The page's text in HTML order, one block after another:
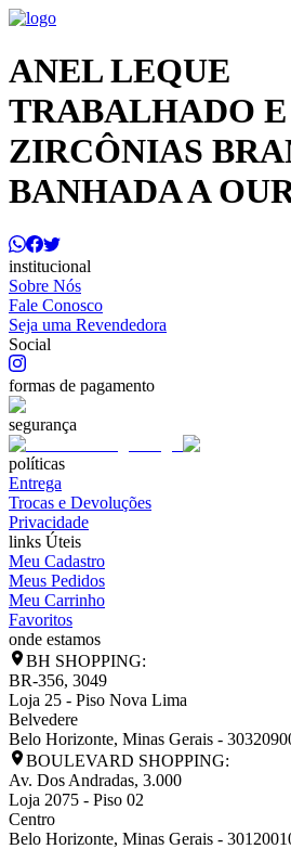
ANEL LEQUE
TRABALHADO E
ZIRCÔNIAS
BANHADA A
institucional
Sobre Nós
Fale Conosco
Seja uma Revendedora
Social
formas de pagamento
segurança
políticas
Entrega
Trocas e Devoluções
Privacidade
links Úteis
Meu Cadastro
Meus Pedidos
Meu Carrinho
Favoritos
onde estamos
BH SHOPPING:
BR-356, 3049
Loja 25 - Piso Nova Lima
Belvedere
Belo Horizonte, Minas Gerais -
BOULEVARD SHOPPING:
Av. Dos Andradas, 3.000
Loja 2075 - Piso 02
Centro
Belo Horizonte, Minas Gerais -